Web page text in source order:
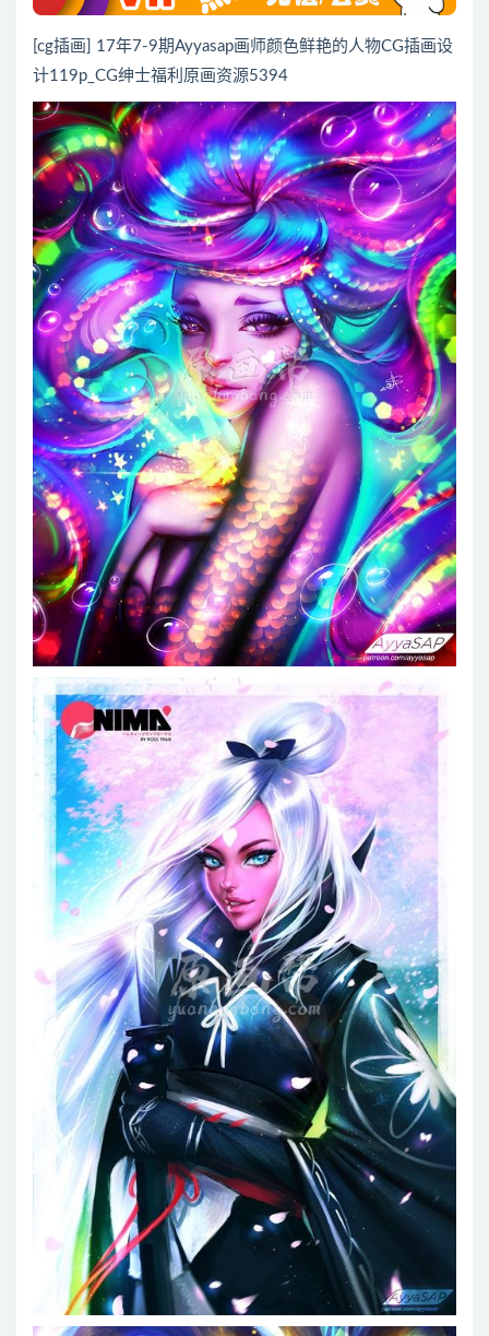
[cg插画] 17年7-9期Ayyasap画师颜色鲜艳的人物CG插画设
计119p_CG绅士福利原画资源5394